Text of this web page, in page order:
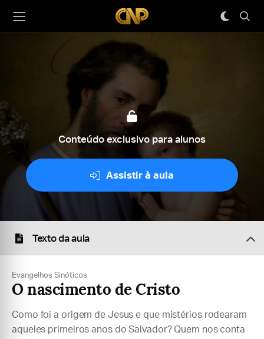
Conteúdo exclusivo para alunos
Assistir à aula
Texto da aula
Evangelhos Sinóticos
O nascimento de Cristo
Como foi a origem de Jesus e que mistérios rodearam
aqueles primeiros anos do Salvador? Quem nos conta